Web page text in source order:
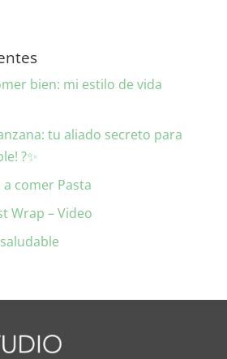
bien: mi estilo de vida
tu aliado secreto para
?✨
a comer Pasta
Wrap – Video